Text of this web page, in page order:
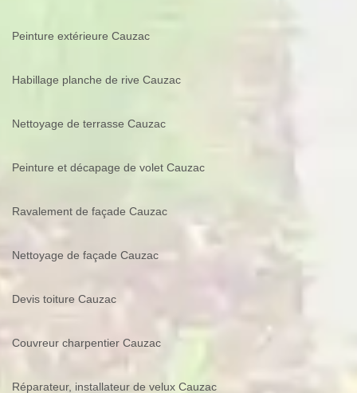
Peinture extérieure Cauzac
Habillage planche de rive Cauzac
Nettoyage de terrasse Cauzac
Peinture et décapage de volet Cauzac
Ravalement de façade Cauzac
Nettoyage de façade Cauzac
Devis toiture Cauzac
Couvreur charpentier Cauzac
Réparateur, installateur de velux Cauzac